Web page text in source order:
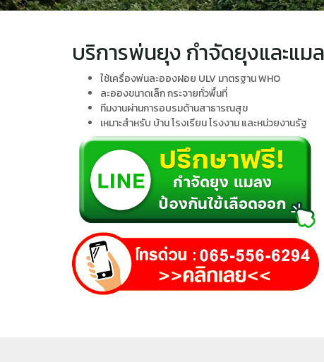
บริการพ่นยุง กำจัดยุงและแม
ใช้เครื่องพ่นละอองฝอย ULV มาตรฐาน WHO
ละอองขนาดเล็ก กระจายทั่วพื้นที่
ทีมงานผ่านการอบรมด้านสาธารณสุข
เหมาะสำหรับ บ้าน โรงเรียน โรงงาน และหน่วยงานรัฐ